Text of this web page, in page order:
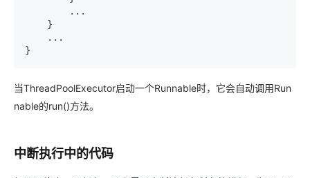
}
当ThreadPoolExecutor启动一个Runnable时，它会自动调用Run
nable的run()方法。
中断执行中的代码